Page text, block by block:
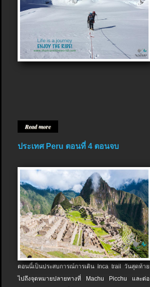
Read more
ประเทศ Peru ตอนที่ 4 ตอนจบ
ตอนนี้เป็นประสบการณ์การเดิน Inca trail วันสุดท้าย
ไปถึงจุดหมายปลายทางที่ Machu Picchu และต่อ